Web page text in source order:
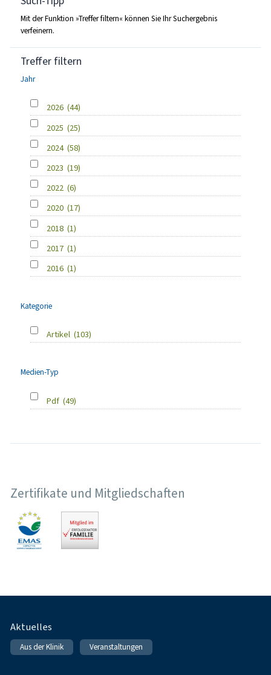
Mit der Funktion »Treffer filtern« können Sie Ihr Suchergebnis
verfeinern.
Treffer filtern
Jahr
2026 (44)
2025 (25)
2024 (58)
2023 (19)
2022 (6)
2020 (17)
2018 (1)
2017 (1)
2016 (1)
Kategorie
Artikel (103)
Medien-Typ
Pdf (49)
Zertifikate und Mitgliedschaften
Fußnavigation
Aktuelles
Aus der Klinik Veranstaltungen